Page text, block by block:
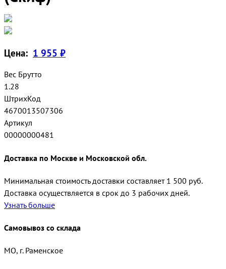
Цена: 1 955 ₽
Вес Брутто
1.28
ШтрихКод
4670013507306
Артикул
00000000481
Доставка по Москве и Московской обл.
Минимальная стоимость доставки составляет 1 500 руб.
Доставка осуществляется в срок до 3 рабочих дней.
Узнать больше
Самовывоз со склада
МО, г. Раменское